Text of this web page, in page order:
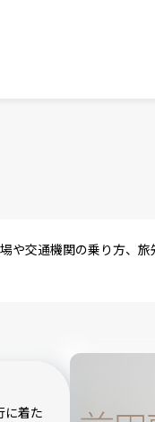
や交通機関の乗り方、
に着た